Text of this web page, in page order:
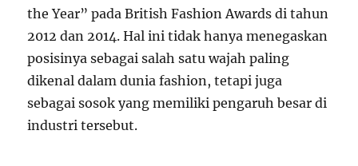
the Year” pada British Fashion Awards di tahun
2012 dan 2014. Hal ini tidak hanya menegaskan
posisinya sebagai salah satu wajah paling
dikenal dalam dunia fashion, tetapi juga
sebagai sosok yang memiliki pengaruh besar di
industri tersebut.